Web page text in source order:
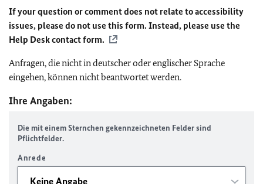
If your question or comment does not relate to accessibility
issues, please do not use this form. Instead, please use the
Help Desk contact form.
Anfragen, die nicht in deutscher oder englischer Sprache
eingehen, können nicht beantwortet werden.
Ihre Angaben:
Die mit einem Sternchen gekennzeichneten Felder sind
Pflichtfelder.
Anrede